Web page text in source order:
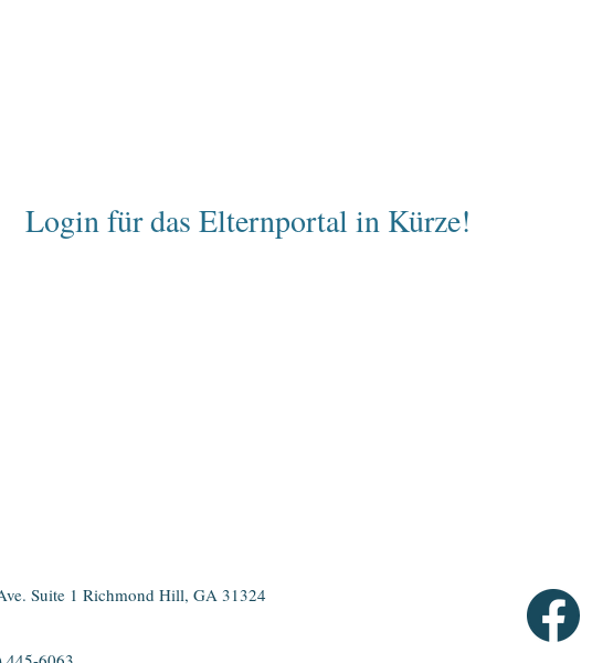
Login für das Elternportal in Kürze!
Suite 1 Richmond Hill, GA 31324